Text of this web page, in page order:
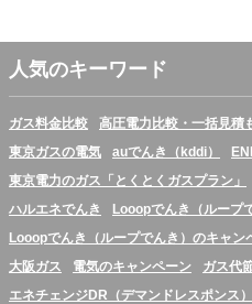
人気のキーワード
ガス料金比較 高圧電力比較・一括見積
東京ガスの電気
auでんき（kddi）
東京電力のガス「とくとくガスプラン」
ハルエネでんき
Looopでんき（ループ
Looopでんき（ループでんき）のキャン
大阪ガス
電気のキャンペーン ガス代
エネチェンジDR（デマンドレスポンス